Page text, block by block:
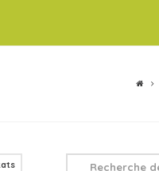
Recherche